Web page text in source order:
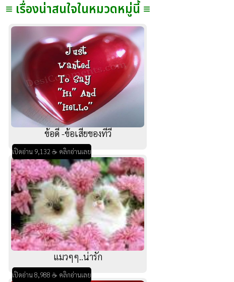
≡ เรื่องน่าสนใจในหมวดหมู่นี้ ≡
ข้อดี -ข้อเสียของทีวี
เปิดอ่าน 9,132 ☕ คลิกอ่านเลย
แมวๆๆ..น่ารัก
เปิดอ่าน 8,988 ☕ คลิกอ่านเลย